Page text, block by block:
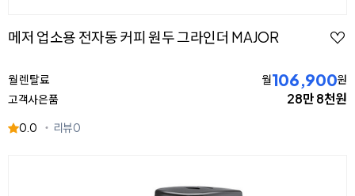
메저 업소용 전자동 커피 원두 그라인더 MAJOR
월 렌탈료 월106,900원
고객사은품
28만 8천원
0.0 리뷰0